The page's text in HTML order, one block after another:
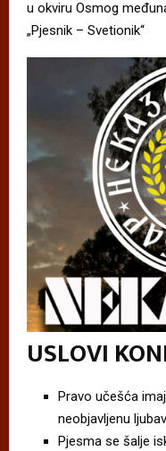
u okviru Osmog
„Pjesnik – Svetionik“
USLOVI
Pravo učešća
neobjavljenu
Pjesma se šalje